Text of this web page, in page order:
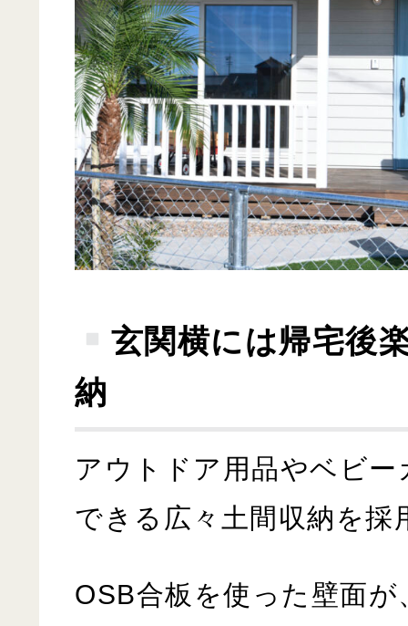
玄関横には帰宅後
納
アウトドア用品やベビ
できる広々土間収納を採
OSB合板を使った壁面